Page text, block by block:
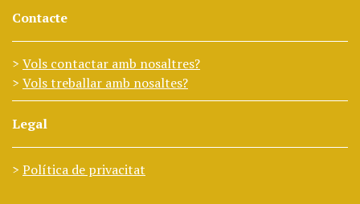
Contacte
Vols contactar amb nosaltres?
Vols treballar amb nosaltes?
Legal
Política de privacitat